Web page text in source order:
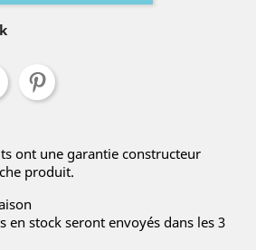
ont une garantie constructeur
produit.
en stock seront envoyés dans les 3